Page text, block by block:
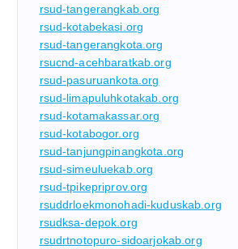
rsud-tangerangkab.org
rsud-kotabekasi.org
rsud-tangerangkota.org
rsucnd-acehbaratkab.org
rsud-pasuruankota.org
rsud-limapuluhkotakab.org
rsud-kotamakassar.org
rsud-kotabogor.org
rsud-tanjungpinangkota.org
rsud-simeuluekab.org
rsud-tpikepriprov.org
rsuddrloekmonohadi-kuduskab.org
rsudksa-depok.org
rsudrtnotopuro-sidoarjokab.org